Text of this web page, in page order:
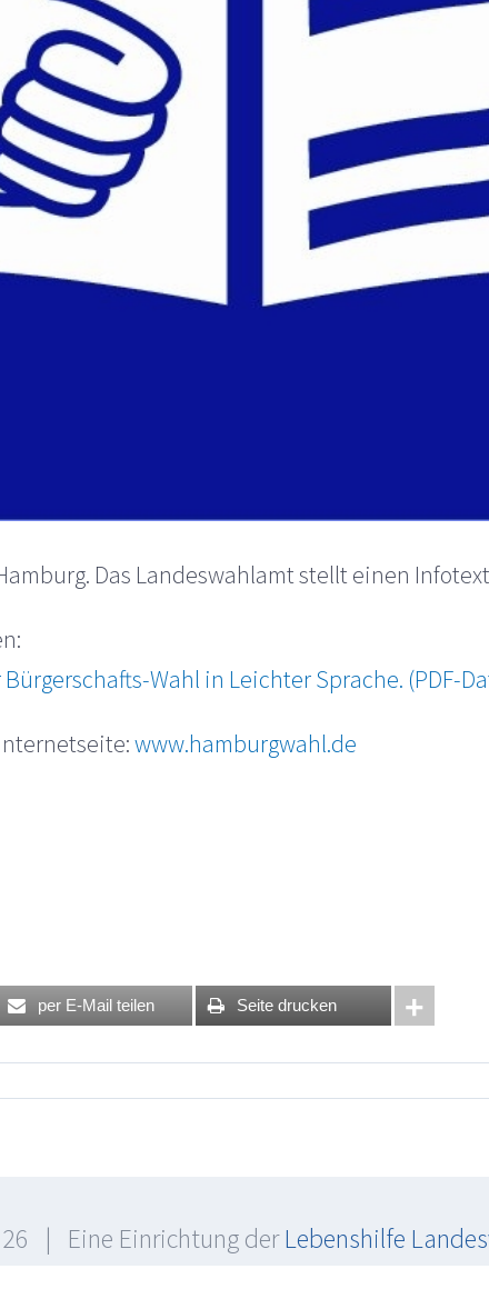
Das Landeswahlamt stellt einen
Wahl in Leichter Sprache. (PDF-
www.hamburgwahl.de
per E-Mail teilen Seite drucken
| Eine Einrichtung derLebenshilfe